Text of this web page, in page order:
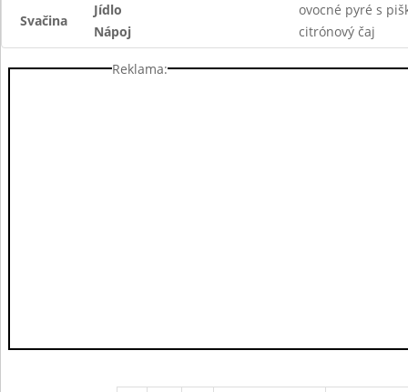
Svačina
Jídlo
ovocné pyré s
Nápoj
citrónový čaj
Reklama: